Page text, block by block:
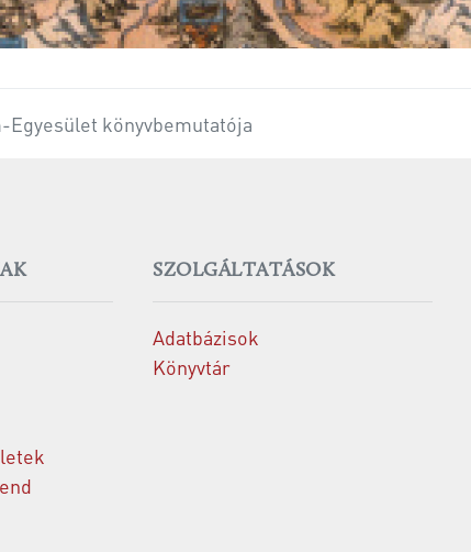
Egyesület könyvbemutatója
SZOLGÁLTATÁSOK
Adatbázisok
Könyvtár